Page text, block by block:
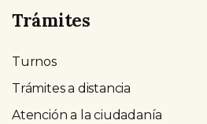
Trámites
Turnos
Trámites a distancia
Atención a la ciudadanía